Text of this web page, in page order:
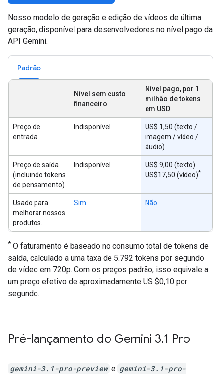
Nosso modelo de geração e edição de vídeos de última
geração, disponível para desenvolvedores no nível pago da
API Gemini.
Padrão
Nível sem custo
financeiro
Nível pago, por 1
milhão de tokens
em USD
Preço de
entrada
Indisponível
US$ 1,50 (texto /
imagem / vídeo /
áudio)
Preço de saída
(incluindo tokens
de pensamento)
Indisponível
US$ 9,00 (texto)
US$17,50 (vídeo)*
Usado para
melhorar nossos
produtos.
Sim Não
* O faturamento é baseado no consumo total de tokens de
saída, calculado a uma taxa de 5.792 tokens por segundo
de vídeo em 720p. Com os preços padrão, isso equivale a
um preço efetivo de aproximadamente US $0,10 por
segundo.
Pré-lançamento do Gemini 3.1 Pro
gemini-3.1-pro-preview e gemini-3.1-pro-